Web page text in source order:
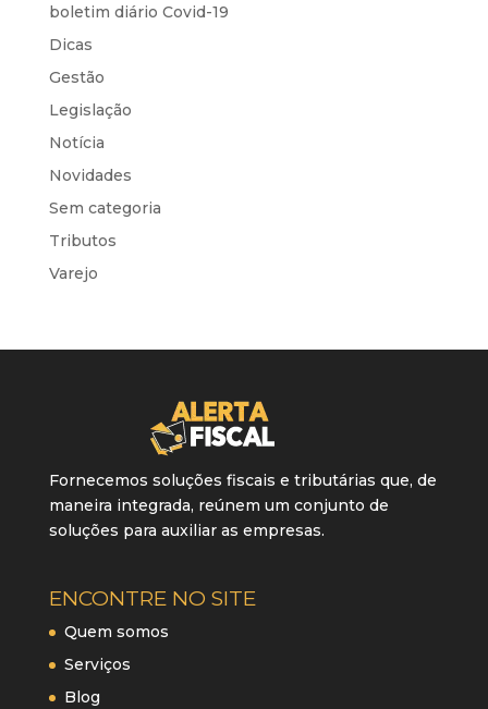
boletim diário Covid-19
Dicas
Gestão
Legislação
Notícia
Novidades
Sem categoria
Tributos
Varejo
Fornecemos soluções fiscais e tributárias que, de
maneira integrada, reúnem um conjunto de
soluções para auxiliar as empresas.
ENCONTRE NO SITE
Quem somos
Serviços
Blog